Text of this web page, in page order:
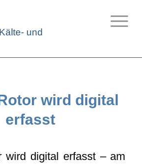
wird digital
erfasst
wird digital erfasst – am